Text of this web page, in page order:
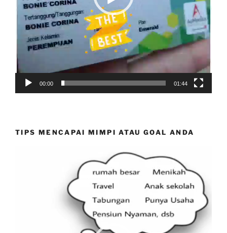
00:00 01:44
TIPS MENCAPAI MIMPI ATAU GOAL ANDA